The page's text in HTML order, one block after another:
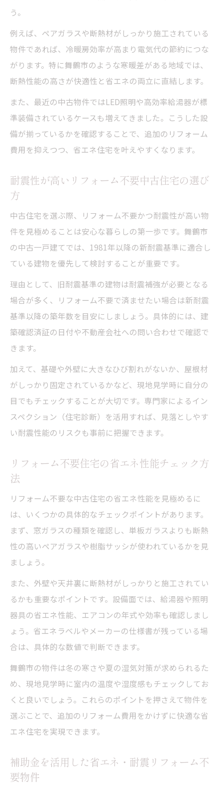
う。
例えば、ペアガラスや断熱材がしっかり施工されている
物件であれば、冷暖房効率が高まり電気代の節約につな
がります。特に舞鶴市のような寒暖差がある地域では、
断熱性能の高さが快適性と省エネの両立に直結します。
また、最近の中古物件ではLED照明や高効率給湯器が標
準装備されているケースも増えてきました。こうした設
備が揃っているかを確認することで、追加のリフォーム
費用を抑えつつ、省エネ住宅を叶えやすくなります。
耐震性が高いリフォーム不要中古住宅の選び
方
中古住宅を選ぶ際、リフォーム不要かつ耐震性が高い物
件を見極めることは安心な暮らしの第一歩です。舞鶴市
の中古一戸建てでは、1981年以降の新耐震基準に適合し
ている建物を優先して検討することが重要です。
理由として、旧耐震基準の建物は耐震補強が必要となる
場合が多く、リフォーム不要で済ませたい場合は新耐震
基準以降の築年数を目安にしましょう。具体的には、建
築確認済証の日付や不動産会社への問い合わせで確認で
きます。
加えて、基礎や外壁に大きなひび割れがないか、屋根材
がしっかり固定されているかなど、現地見学時に自分の
目でもチェックすることが大切です。専門家によるイン
スペクション（住宅診断）を活用すれば、見落としやす
い耐震性能のリスクも事前に把握できます。
リフォーム不要住宅の省エネ性能チェック方
法
リフォーム不要な中古住宅の省エネ性能を見極めるに
は、いくつかの具体的なチェックポイントがあります。
まず、窓ガラスの種類を確認し、単板ガラスよりも断熱
性の高いペアガラスや樹脂サッシが使われているかを見
ましょう。
また、外壁や天井裏に断熱材がしっかりと施工されてい
るかも重要なポイントです。設備面では、給湯器や照明
器具の省エネ性能、エアコンの年式や効率も確認しまし
ょう。省エネラベルやメーカーの仕様書が残っている場
合は、具体的な数値で判断できます。
舞鶴市の物件は冬の寒さや夏の湿気対策が求められるた
め、現地見学時に室内の温度や湿度感もチェックしてお
くと良いでしょう。これらのポイントを押さえて物件を
選ぶことで、追加のリフォーム費用をかけずに快適な省
エネ住宅を実現できます。
補助金を活用した省エネ・耐震リフォーム不
要物件